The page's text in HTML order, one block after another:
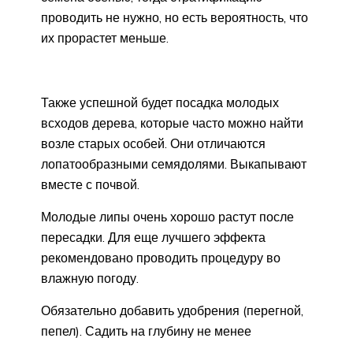
проводить не нужно, но есть вероятность, что
их прорастет меньше.
Также успешной будет посадка молодых
всходов дерева, которые часто можно найти
возле старых особей. Они отличаются
лопатообразными семядолями. Выкапывают
вместе с почвой.
Молодые липы очень хорошо растут после
пересадки. Для еще лучшего эффекта
рекомендовано проводить процедуру во
влажную погоду.
Обязательно добавить удобрения (перегной,
пепел). Садить на глубину не менее